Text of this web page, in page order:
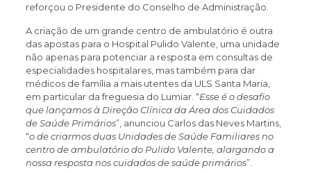
reforçou o Presidente do Conselho de Administração.
A criação de um grande centro de ambulatório é outra
das apostas para o Hospital Pulido Valente, uma unidade
não apenas para potenciar a resposta em consultas de
especialidades hospitalares, mas também para dar
médicos de família a mais utentes da ULS Santa Maria,
em particular da freguesia do Lumiar. “Esse é o desafio
que lançamos à Direção Clínica da Área dos Cuidados
de Saúde Primários”, anunciou Carlos das Neves Martins,
“o de criarmos duas Unidades de Saúde Familiares no
centro de ambulatório do Pulido Valente, alargando a
nossa resposta nos cuidados de saúde primários”.